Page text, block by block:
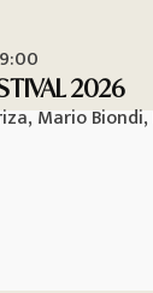
2026
Mario